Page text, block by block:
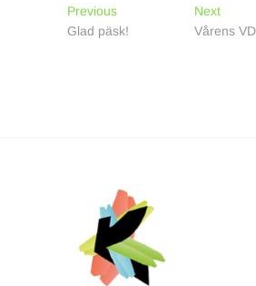
Inläggsnavigering
PreviousPrevious
post:
Glad päsk!
NextNext
post:
Vårens